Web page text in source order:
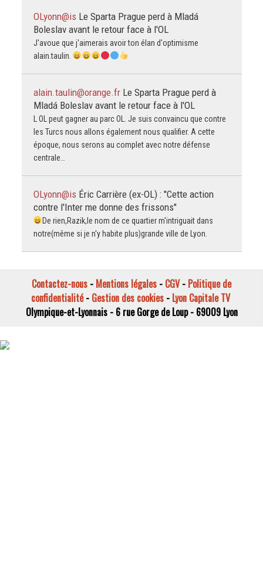
OLyonn@is Le Sparta Prague perd à Mladá
Boleslav avant le retour face à l'OL
J'avoue que j'aimerais avoir ton élan d'optimisme
alain.taulin.
alain.taulin@orange.fr Le Sparta Prague perd à
Mladá Boleslav avant le retour face à l'OL
L OL peut gagner au parc OL. Je suis convaincu que contre
les Turcs nous allons également nous qualifier. A cette
époque, nous serons au complet avec notre défense
centrale…
OLyonn@is Éric Carrière (ex-OL) : "Cette action
contre l'Inter me donne des frissons"
De rien,Razik,le nom de ce quartier m'intriguait dans
notre(même si je n'y habite plus)grande ville de Lyon.
Contactez-nous - Mentions légales - CGV- Politique de
confidentialité- Gestion des cookies- Lyon Capitale TV
Olympique-et-Lyonnais - 6 rue Gorge de Loup - 69009 Lyon